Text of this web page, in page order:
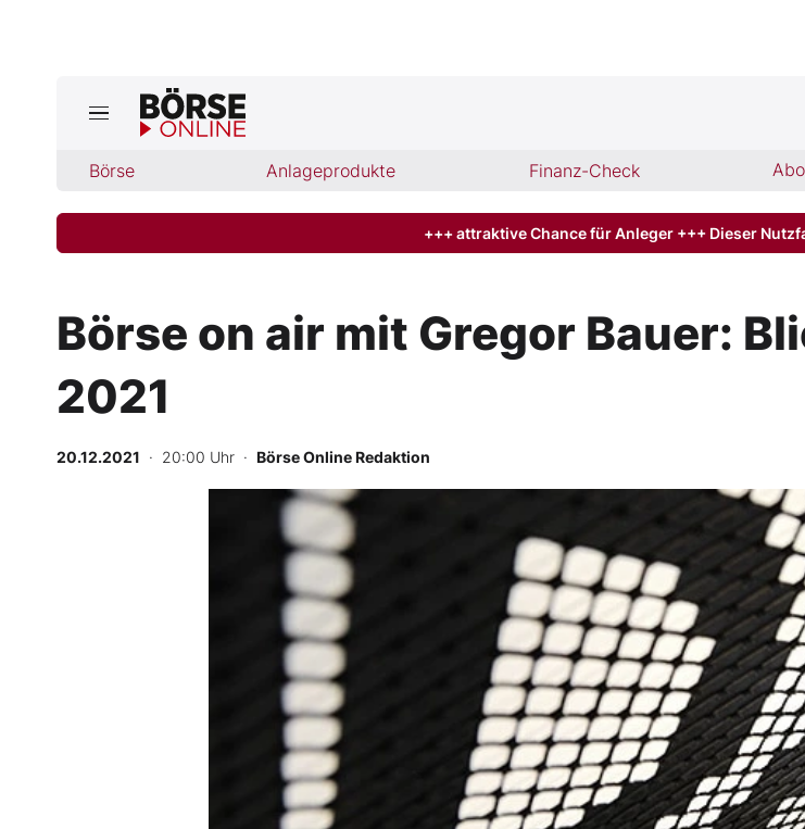
Börse Anlageprodukte Finanz-Check
Jetzt aktuelle Ausgabe BÖRSE ONLINE lesen
Finanz-Check
Abo & Shop
BO-Musterdepots
Mein Konto
+++ attraktive Chance für Anleger +++ Dieser
Börse on air mit Gregor Bauer:
2021
20.12.2021 · 20:00 Uhr · Börse Online Redaktion